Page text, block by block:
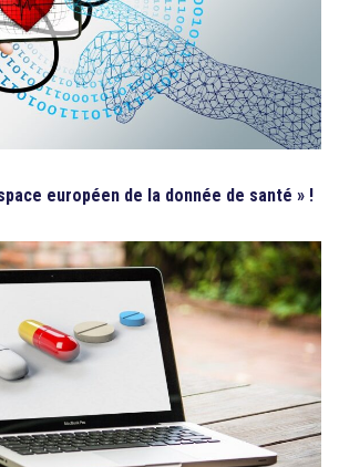
européen de la donnée de santé » !